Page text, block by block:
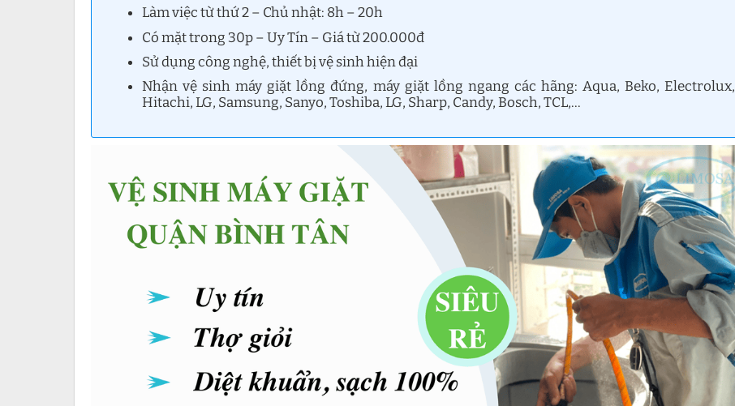
Làm việc từ thứ 2 – Chủ nhật: 8h – 20h
Có mặt trong 30p – Uy Tín – Giá từ 200.000đ
Sử dụng công nghệ, thiết bị vệ sinh hiện đại
Nhận vệ sinh máy giặt lồng đứng, máy giặt lồng ngang các hãng: Aqua, Beko, Electrolux,
Hitachi, LG, Samsung, Sanyo, Toshiba, LG, Sharp, Candy, Bosch, TCL,…